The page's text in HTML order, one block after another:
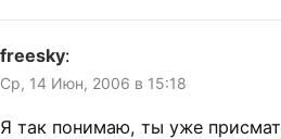
freesky:
Ср, 14 Июн, 2006 в 15:18
Я так понимаю, ты уже